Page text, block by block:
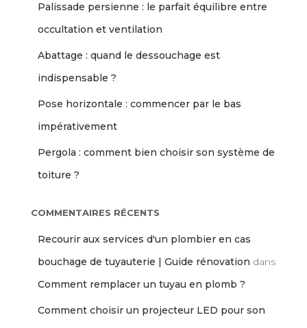
Palissade persienne : le parfait équilibre entre
occultation et ventilation
Abattage : quand le dessouchage est
indispensable ?
Pose horizontale : commencer par le bas
impérativement
Pergola : comment bien choisir son système de
toiture ?
COMMENTAIRES RÉCENTS
Recourir aux services d'un plombier en cas
bouchage de tuyauterie | Guide rénovation dans
Comment remplacer un tuyau en plomb ?
Comment choisir un projecteur LED pour son